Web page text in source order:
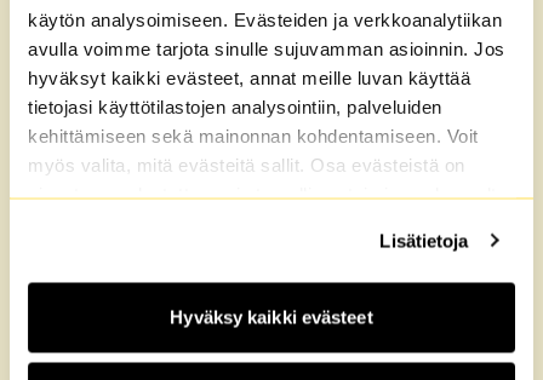
käytön analysoimiseen. Evästeiden ja verkkoanalytiikan
avulla voimme tarjota sinulle sujuvamman asioinnin. Jos
hyväksyt kaikki evästeet, annat meille luvan käyttää
tietojasi käyttötilastojen analysointiin, palveluiden
kehittämiseen sekä mainonnan kohdentamiseen. Voit
myös valita, mitä evästeitä sallit. Osa evästeistä on
sivustomme luotettavan ja turvallisen toiminnan kannalta
Lisätietoja
Hyväksy kaikki evästeet
Kerrostalo,5. kerros
Keikarinkuja 1
Vuokra850 €/kk
1H+KK,37,5 m²
6. kerros
Vuokra858 €/kk